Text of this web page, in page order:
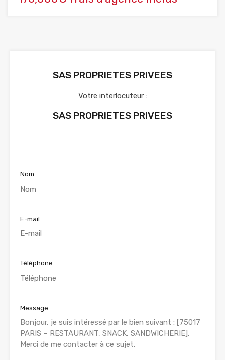
SAS PROPRIETES PRIVEES
Votre interlocuteur :
SAS PROPRIETES PRIVEES
Nom
E-mail
Téléphone
Message